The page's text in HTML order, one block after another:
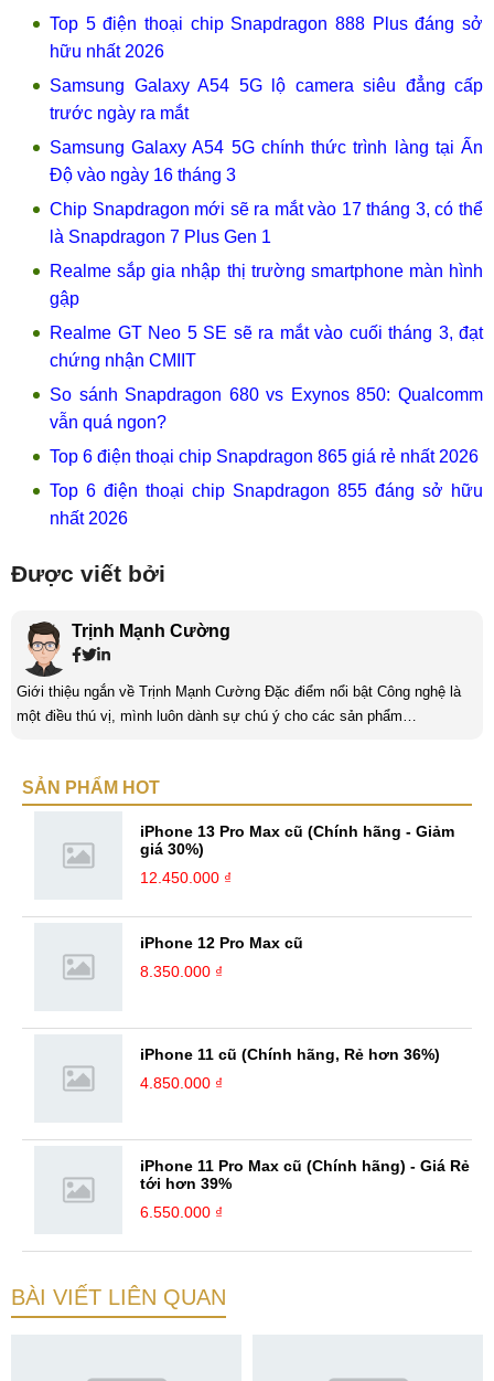
Top 5 điện thoại chip Snapdragon 888 Plus đáng sở
hữu nhất 2026
Samsung Galaxy A54 5G lộ camera siêu đẳng cấp
trước ngày ra mắt
Samsung Galaxy A54 5G chính thức trình làng tại Ấn
Độ vào ngày 16 tháng 3
Chip Snapdragon mới sẽ ra mắt vào 17 tháng 3, có thể
là Snapdragon 7 Plus Gen 1
Realme sắp gia nhập thị trường smartphone màn hình
gập
Realme GT Neo 5 SE sẽ ra mắt vào cuối tháng 3, đạt
chứng nhận CMIIT
So sánh Snapdragon 680 vs Exynos 850: Qualcomm
vẫn quá ngon?
Top 6 điện thoại chip Snapdragon 865 giá rẻ nhất 2026
Top 6 điện thoại chip Snapdragon 855 đáng sở hữu
nhất 2026
Được viết bởi
Trịnh Mạnh Cường
Giới thiệu ngắn về Trịnh Mạnh Cường Đặc điểm nổi bật Công nghệ là
một điều thú vị, mình luôn dành sự chú ý cho các sản phẩm
hiểu biết mới mẻ và thú vị. Tinh thần tự giác và sự chuyên nghiệp là
SẢN PHẨM HOT
iPhone 13 Pro Max cũ (Chính hãng - Giảm
giá 30%)
12.450.000 ₫
iPhone 12 Pro Max cũ
8.350.000 ₫
iPhone 11 cũ (Chính hãng, Rẻ hơn 36%)
4.850.000 ₫
iPhone 11 Pro Max cũ (Chính hãng) - Giá Rẻ
tới hơn 39%
6.550.000 ₫
BÀI VIẾT LIÊN QUAN